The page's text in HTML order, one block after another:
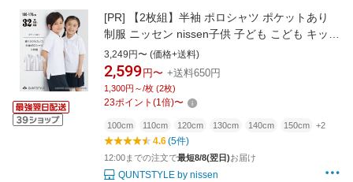
[PR]
【2枚組】半袖 ポロシャツ ポケットあり
制服 ニッセン nissen子供 子ども こども キッズ
小学校 高校 学生服 女子 男子 スクールポロシャ
ツ スクール 中学生 女の子 男の子 学校 白 幼稚
園 綿100％ 子供服 鹿の子 保育園 標準服 夏服
3,249円〜 (価格+送料)
2,599 円〜 +送料650円
1,300円～/枚 (2枚)
23ポイント (1倍)〜
100cm 110cm 120cm 130cm 140cm 150cm +2
4.6(5件)
12:00までの注文で最短8/8(翌日)お届け
QUNTSTYLE by nissen